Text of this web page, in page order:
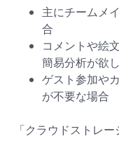
主にチームメ
合
コメントや絵
簡易分析が欲
ゲスト参加や
が不要な場合
「クラウドストレ